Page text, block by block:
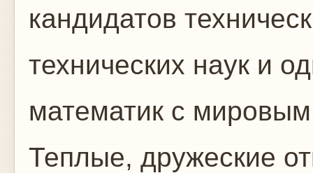
кандидатов
технических наук и
математик с
Теплые, дружеские